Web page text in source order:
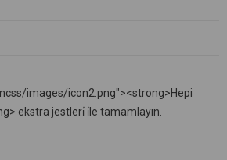
images/icon2.png"><strong>Hepi
ekstra jestleri̇ i̇le tamamlayın.